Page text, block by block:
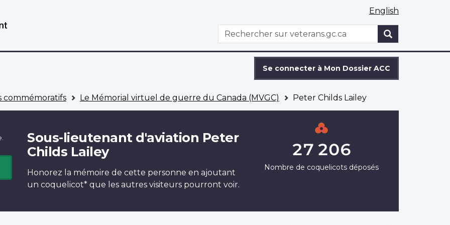
English
WxT
Search
Rechercher
Se connecter à Mon Dossier ACC
commémoratifs Le Mémorial virtuel de guerre du Canada (MVGC) Peter Childs Lailey
Sous-lieutenant d'aviation Peter
Childs Lailey
Honorez la mémoire de cette personne en ajoutant
un coquelicot* que les autres visiteurs pourront voir.
27 206
Nombre de coquelicots déposés